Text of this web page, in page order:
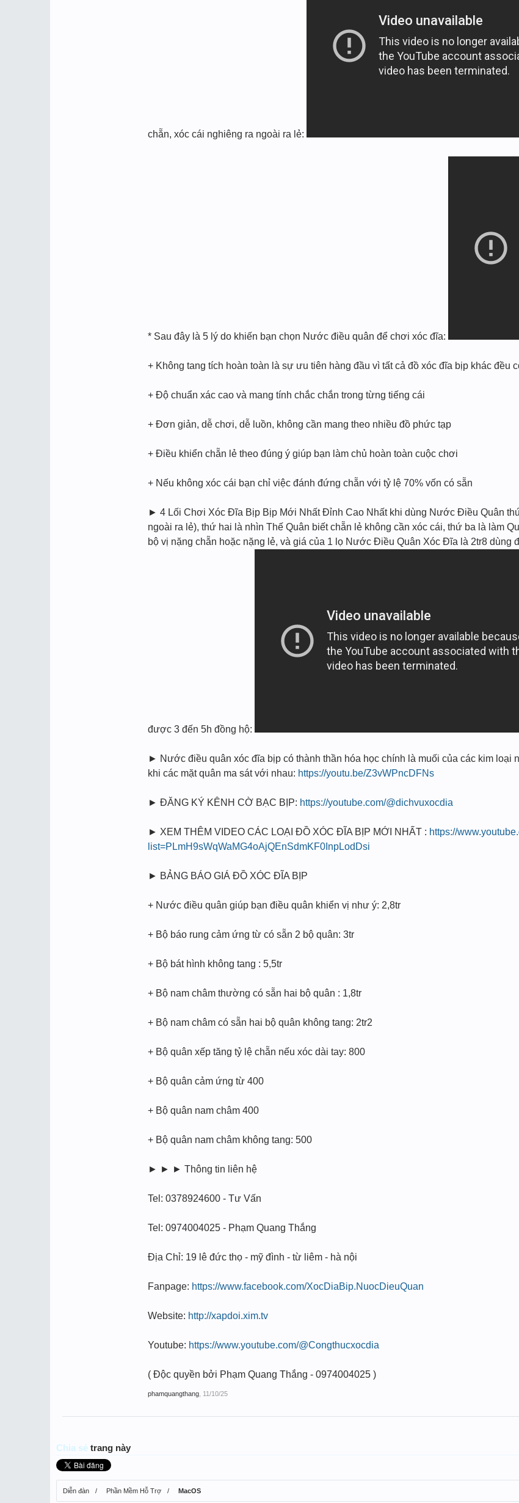
chẵn, xóc cái nghiêng ra ngoài ra lẻ:
* Sau đây là 5 lý do khiến bạn chọn Nước điều quân để chơi xóc đĩa:
+ Không tang tích hoàn toàn là sự ưu tiên hàng đầu vì tất cả đồ xóc đĩa bịp khác đều
+ Độ chuẩn xác cao và mang tính chắc chắn trong từng tiếng cái
+ Đơn giản, dễ chơi, dễ luồn, không cần mang theo nhiều đồ phức tạp
+ Điều khiển chẵn lẻ theo đúng ý giúp bạn làm chủ hoàn toàn cuộc chơi
+ Nếu không xóc cái bạn chỉ việc đánh đứng chẵn với tỷ lệ 70% vốn có sẵn
► 4 Lối Chơi Xóc Đĩa Bịp Bịp Mới Nhất Đỉnh Cao Nhất khi dùng Nước Điều Quân
ngoài ra lẻ), thứ hai là nhìn Thế Quân biết chẵn lẻ không cần xóc cái, thứ ba là làm
bộ vị nặng chẵn hoặc nặng lẻ, và giá của 1 lọ Nước Điều Quân Xóc Đĩa là 2tr8 dùng
được 3 đến 5h đồng hộ:
► Nước điều quân xóc đĩa bịp có thành thần hóa học chính là muối của các kim loại
khi các mặt quân ma sát với nhau: https://youtu.be/Z3vWPncDFNs
► ĐĂNG KÝ KÊNH CỜ BẠC BỊP: https://youtube.com/@dichvuxocdia
► XEM THÊM VIDEO CÁC LOẠI ĐỒ XÓC ĐĨA BỊP MỚI NHẤT : https://
list=PLmH9sWqWaMG4oAjQEnSdmKF0InpLodDsi
► BẢNG BÁO GIÁ ĐỒ XÓC ĐĨA BỊP
+ Nước điều quân giúp bạn điều quân khiển vị như ý: 2,8tr
+ Bộ báo rung cảm ứng từ có sẵn 2 bộ quân: 3tr
+ Bộ bát hình không tang : 5,5tr
+ Bộ nam châm thường có sẵn hai bộ quân : 1,8tr
+ Bộ nam châm có sẵn hai bộ quân không tang: 2tr2
+ Bộ quân xếp tăng tỷ lệ chẵn nếu xóc dài tay: 800
+ Bộ quân cảm ứng từ 400
+ Bộ quân nam châm 400
+ Bộ quân nam châm không tang: 500
► ► ► Thông tin liên hệ
Tel: 0378924600 - Tư Vấn
Tel: 0974004025 - Phạm Quang Thắng
Địa Chỉ: 19 lê đức thọ - mỹ đình - từ liêm - hà nội
Fanpage: https://www.facebook.com/XocDiaBip.NuocDieuQuan
Website: http://xapdoi.xim.tv
Youtube: https://www.youtube.com/@Congthucxocdia
( Độc quyền bởi Phạm Quang Thắng - 0974004025 )
phamquangthang 11/10/25
Chia sẻ trang này
Diễn đàn Phần Mềm Hỗ Trợ MacOS